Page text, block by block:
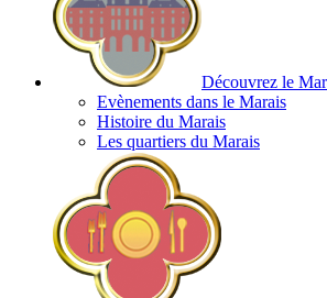
Découvrez le
Evènements dans le Marais
Histoire du Marais
Les quartiers du Marais